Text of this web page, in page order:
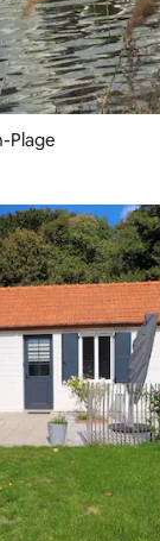
Plage
Wybór gości